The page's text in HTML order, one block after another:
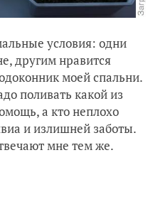
условия: одни
другим нравится
моей спальни.
поливать какой из
а кто неплохо
и излишней заботы.
мне тем же.